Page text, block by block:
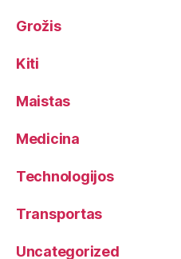
Grožis
Kiti
Maistas
Medicina
Technologijos
Transportas
Uncategorized